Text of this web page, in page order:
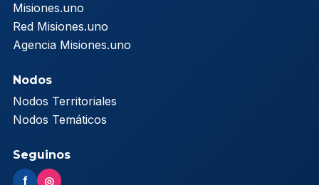
Misiones.uno
Red Misiones.uno
Agencia Misiones.uno
Nodos
Nodos Territoriales
Nodos Temáticos
Seguinos
f ◎